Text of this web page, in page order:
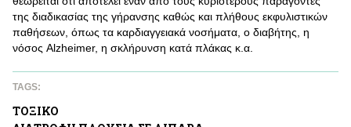
της διαδικασίας της γήρανσης καθώς και πλήθους εκφυλιστικών
παθήσεων, όπως τα καρδιαγγειακά νοσήματα, ο διαβήτης, η
νόσος Alzheimer, η σκλήρυνση κατά πλάκας κ.α.
TAGS:
ΤΟΞΙΚΟ